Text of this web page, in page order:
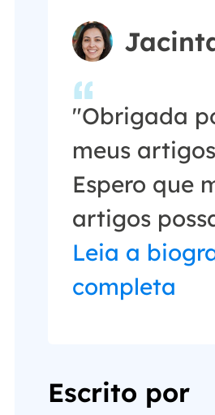
"Obrigada
meus
Espero que
artigos
ajudá-lo a
seus
Leia a
completa
Escrito por